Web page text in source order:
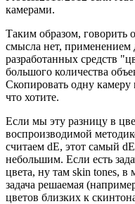
камерами.
Таким образом, говорить
смысла нет, применением
разработанных средств
большого количества
Скопировать одну камеру
что хотите.
Если мы эту разницу в
воспроизводимой
считаем dE, этот самый
небольшим. Если есть
цвета, ну там skin tones, в
задача решаемая
цветов близких к